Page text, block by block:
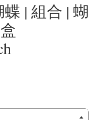
| 組合 | 蝴